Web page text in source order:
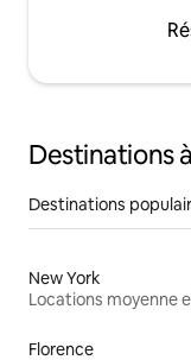
Destinations
Destinations
New York
Florence